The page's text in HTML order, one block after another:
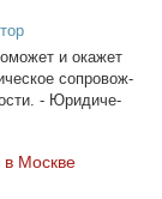
и ока­жет
со­про­вож­
- Юри­ди­че­
в Москве